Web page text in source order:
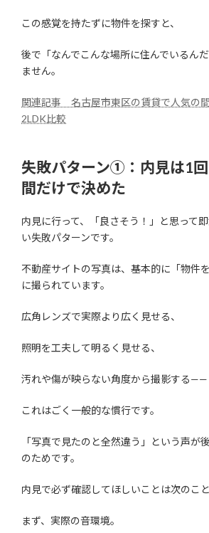
この感覚を持たずに物件を探すと、
後で「なんでこんな場所に住んでいるん
ません。
関連記事 名古屋市東区の賃貸で人気の
2LDK比較
失敗パターン①：内見は1
間だけで決めた
内見に行って、「良さそう！」と思って
い失敗パターンです。
不動産サイトの写真は、基本的に「物件
に撮られています。
広角レンズで実際より広く見せる、
照明を工夫して明るく見せる、
汚れや傷が映らない角度から撮影する——
これはごく一般的な慣行です。
「写真で見たのと全然違う」という声が
のためです。
内見で必ず確認してほしいことは次のこと
まず、実際の音環境。